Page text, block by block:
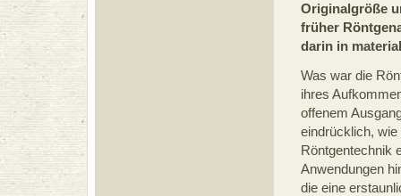
Originalgröße
früher
darin in
Was war die
ihres
offenem
eindrücklich,
Röntgentechnik
Anwendungen
die eine